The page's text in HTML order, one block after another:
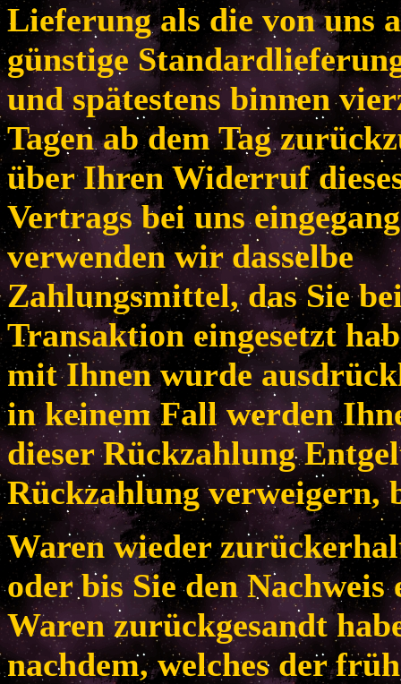
Lieferung als die von uns
günstige
und spätestens binnen
Tagen ab dem Tag
über Ihren Widerruf
Vertrags bei uns
verwenden wir dasselbe
Zahlungsmittel, das Sie
Transaktion eingesetzt
mit Ihnen wurde
in keinem Fall werden
dieser Rückzahlung
Rückzahlung verweigern,
Waren wieder
oder bis Sie den
Waren zurückgesandt
nachdem, welches der